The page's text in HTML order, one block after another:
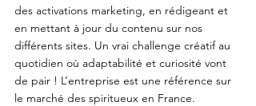
des activations marketing, en rédigeant et
en mettant à jour du contenu sur nos
différents sites. Un vrai challenge créatif au
quotidien où adaptabilité et curiosité vont
de pair ! L’entreprise est une référence sur
le marché des spiritueux en France.